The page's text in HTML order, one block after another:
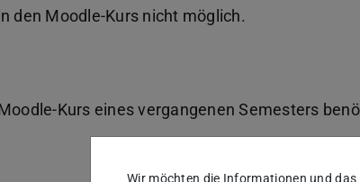
den Moodle-Kurs nicht möglich.
Kurs eines vergangenen Semesters
Wir möchten die Informationen und